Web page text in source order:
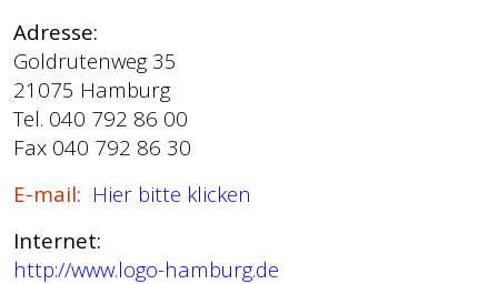
Adresse:
Goldrutenweg 35
21075 Hamburg
Tel. 040 792 86 00
Fax 040 792 86 30
E-mail: Hier bitte klicken
Internet:
http://www.logo-hamburg.de